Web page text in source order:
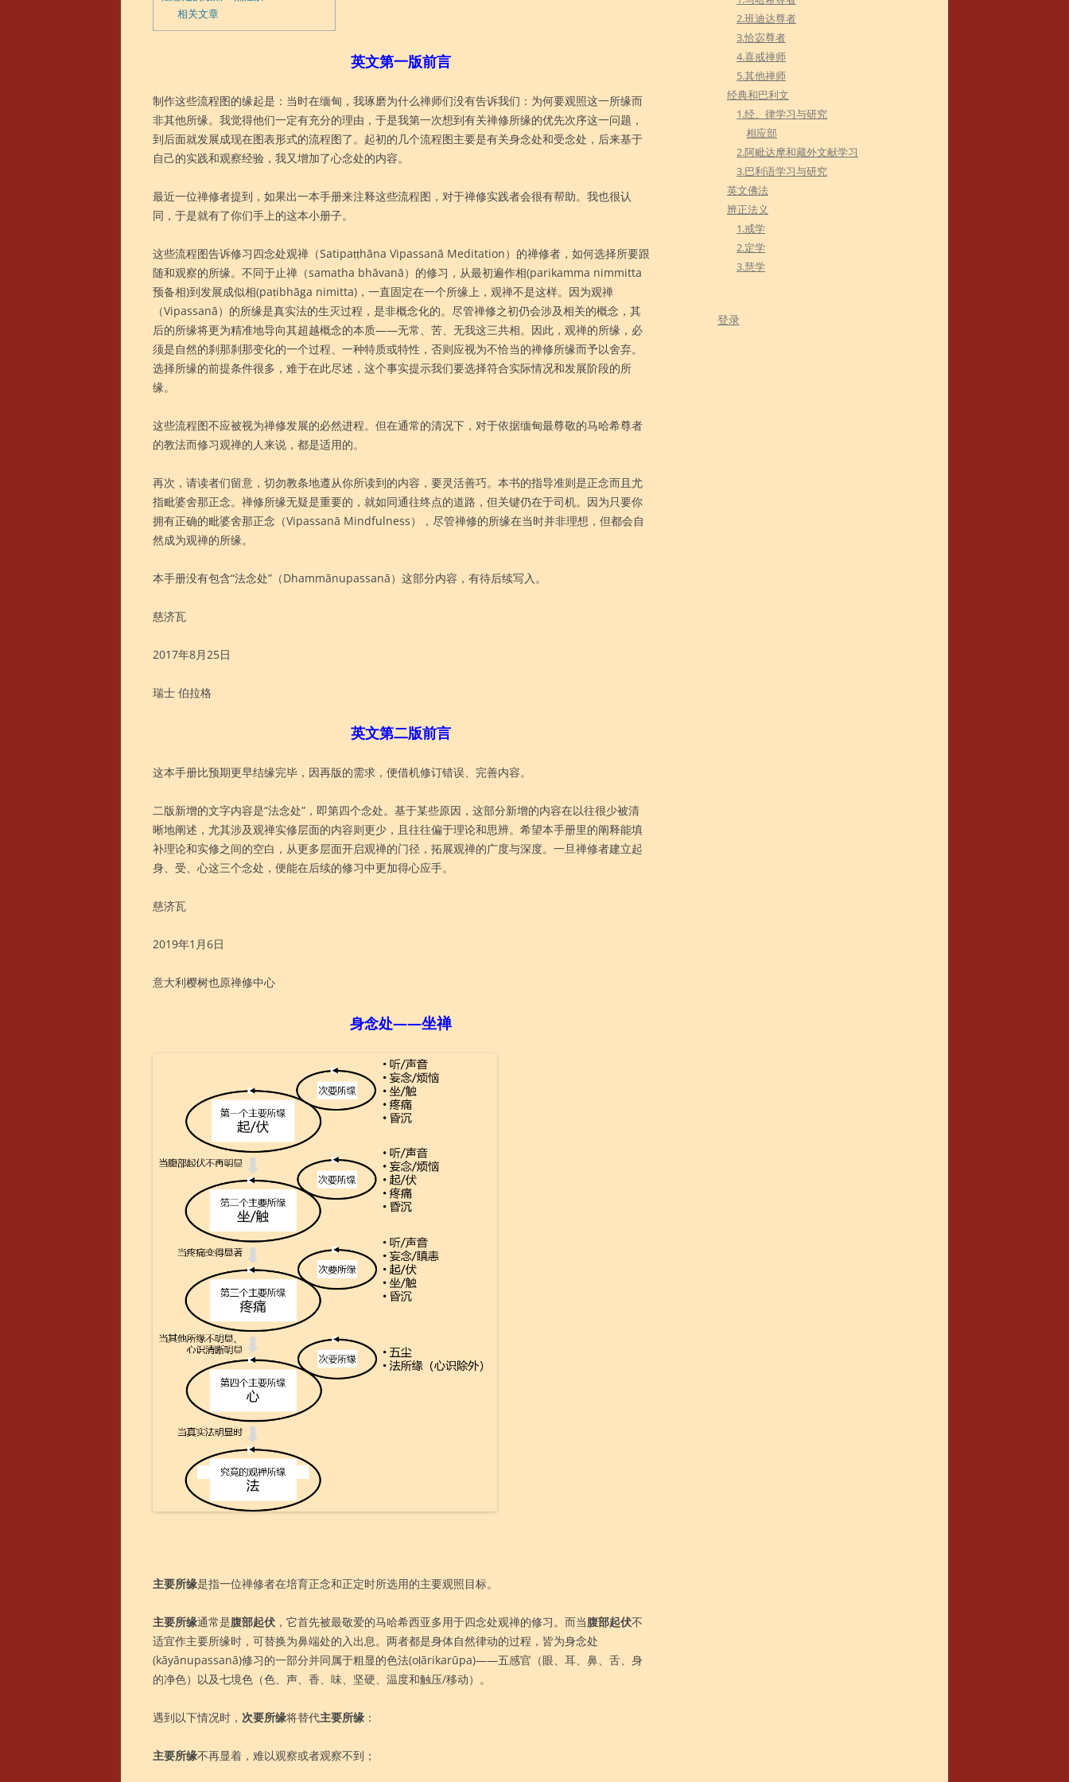
相关文章
英文第一版前言
制作这些流程图的缘起是：当时在缅甸，我琢磨为什么禅师们没有告诉我们：为何要观照这一所缘而
非其他所缘。我觉得他们一定有充分的理由，于是我第一次想到有关禅修所缘的优先次序这一问题，
到后面就发展成现在图表形式的流程图了。起初的几个流程图主要是有关身念处和受念处，后来基于
自己的实践和观察经验，我又增加了心念处的内容。
最近一位禅修者提到，如果出一本手册来注释这些流程图，对于禅修实践者会很有帮助。我也很认
同，于是就有了你们手上的这本小册子。
这些流程图告诉修习四念处观禅（Satipaṭṭhāna Vipassanā Meditation）的禅修者，如何选择所要跟
随和观察的所缘。不同于止禅（samatha bhāvanā）的修习，从最初遍作相(parikamma nimmitta
预备相)到发展成似相(paṭibhāga nimitta)，一直固定在一个所缘上，观禅不是这样。因为观禅
（Vipassanā）的所缘是真实法的生灭过程，是非概念化的。尽管禅修之初仍会涉及相关的概念，其
后的所缘将更为精准地导向其超越概念的本质——无常、苦、无我这三共相。因此，观禅的所缘，必
须是自然的刹那刹那变化的一个过程、一种特质或特性，否则应视为不恰当的禅修所缘而予以舍弃。
选择所缘的前提条件很多，难于在此尽述，这个事实提示我们要选择符合实际情况和发展阶段的所
缘。
这些流程图不应被视为禅修发展的必然进程。但在通常的清况下，对于依据缅甸最尊敬的马哈希尊者
的教法而修习观禅的人来说，都是适用的。
再次，请读者们留意，切勿教条地遵从你所读到的内容，要灵活善巧。本书的指导准则是正念而且尤
指毗婆舍那正念。禅修所缘无疑是重要的，就如同通往终点的道路，但关键仍在于司机。因为只要你
拥有正确的毗婆舍那正念（Vipassanā Mindfulness），尽管禅修的所缘在当时并非理想，但都会自
然成为观禅的所缘。
本手册没有包含“法念处”（Dhammānupassanā）这部分内容，有待后续写入。
慈济瓦
2017年8月25日
瑞士 伯拉格
英文第二版前言
这本手册比预期更早结缘完毕，因再版的需求，便借机修订错误、完善内容。
二版新增的文字内容是“法念处”，即第四个念处。基于某些原因，这部分新增的内容在以往很少被清
晰地阐述，尤其涉及观禅实修层面的内容则更少，且往往偏于理论和思辨。希望本手册里的阐释能填
补理论和实修之间的空白，从更多层面开启观禅的门径，拓展观禅的广度与深度。一旦禅修者建立起
身、受、心这三个念处，便能在后续的修习中更加得心应手。
慈济瓦
2019年1月6日
意大利樱树也原禅修中心
身念处——坐禅
主要所缘是指一位禅修者在培育正念和正定时所选用的主要观照目标。
主要所缘通常是腹部起伏 ，它首先被最敬爱的马哈希西亚多用于四念处观禅的修习。而当腹部起伏不
适宜作主要所缘时，可替换为鼻端处的入出息。两者都是身体自然律动的过程，皆为身念处
(kāyānupassanā)修习的一部分并同属于粗显的色法(oḷārikarūpa)——五感官（眼、耳、鼻、舌、身
的净色）以及七境色（色、声、香、味、坚硬、温度和触压/移动）。
遇到以下情况时， 次要所缘将替代主要所缘 ：
主要所缘不再显着，难以观察或者观察不到；
2.班迪达尊者
3.恰宓尊者
4.喜戒禅师
5.其他禅师
经典和巴利文
1.经、律学习与研究
相应部
2.阿毗达摩和藏外文献学习
3.巴利语学习与研究
英文佛法
辨正法义
1.戒学
2.定学
3.慧学
登录